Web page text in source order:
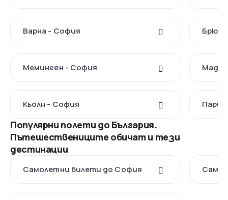
Варна - София
Меминген - София
Кьолн - София
Популярни полети до България.
Пътешествениците обичат и тези
дестинации
Самолетни билети до София